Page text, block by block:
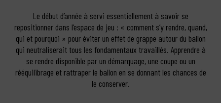
Le début d’année à servi essentiellement à savoir se
repositionner dans l’espace de jeu : « comment s’y rendre, quand,
qui et pourquoi » pour éviter un effet de grappe autour du ballon
qui neutraliserait tous les fondamentaux travaillés. Apprendre à
se rendre disponible par un démarquage, une coupe ou un
rééquilibrage et rattraper le ballon en se donnant les chances de
le conserver.